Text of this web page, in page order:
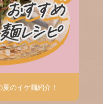
のイケ麺紹介！